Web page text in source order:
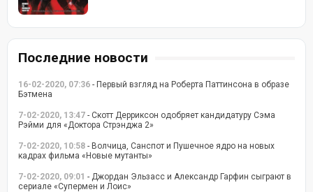
Последние новости
16-02-2020, 07:36 - Первый взгляд на Роберта Паттинсона в образе
Бэтмена
7-02-2020, 13:47 - Скотт Дерриксон одобряет кандидатуру Сэма
Рэйми для «Доктора Стрэнджа 2»
7-02-2020, 10:58 - Волчица, Санспот и Пушечное ядро на новых
кадрах фильма «Новые мутанты»
7-02-2020, 09:01 - Джордан Эльзасс и Александр Гарфин сыграют в
сериале «Супермен и Лоис»